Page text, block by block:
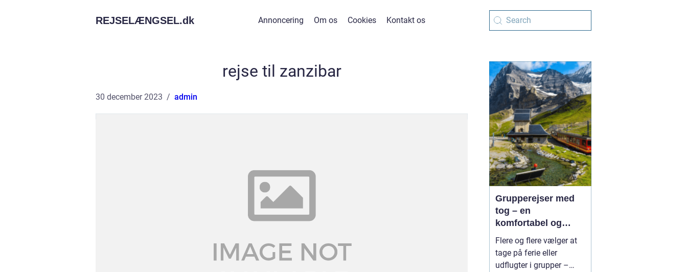
REJSELÆNGSEL.dk Annoncering Om os Cookies Kontakt os
rejse til zanzibar
30 december 2023 admin
Grupperejser med
tog – en
komfortabel og
bæredygtig måde at
rejse sammen
Flere og flere vælger at
tage på ferie eller
udflugter i grupper –